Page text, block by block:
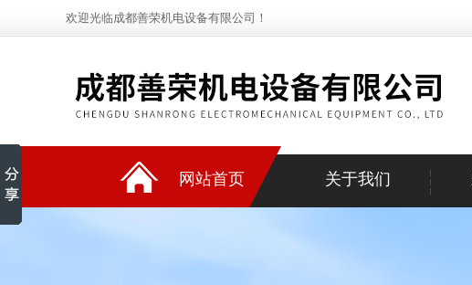
欢迎光临成都善荣机电设备有限公司！
网站首页 关于我们